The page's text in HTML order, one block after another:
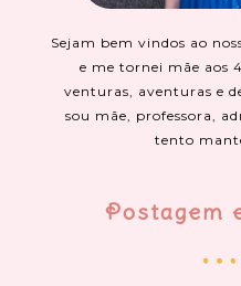
Sejam bem vindos ao
e me tornei mãe aos
venturas, aventuras e
sou mãe, professora,
tento
Postagem